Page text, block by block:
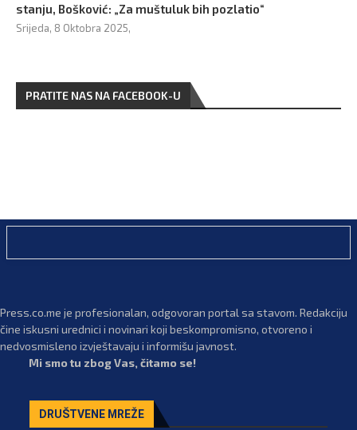
stanju, Bošković: „Za muštuluk bih pozlatio“
Srijeda, 8 Oktobra 2025,
PRATITE NAS NA FACEBOOK-U
Press.co.me je profesionalan, odgovoran portal sa stavom. Redakciju
čine iskusni urednici i novinari koji beskompromisno, otvoreno i
nedvosmisleno izvještavaju i informišu javnost.
Mi smo tu zbog Vas, čitamo se!
DRUŠTVENE MREŽE